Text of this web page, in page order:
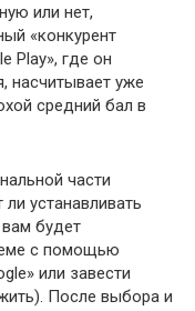
или нет,
«конкурент
Play», где он
насчитывает уже
средний бал в
части
устанавливать
будет
с помощью
или завести
После выбора и